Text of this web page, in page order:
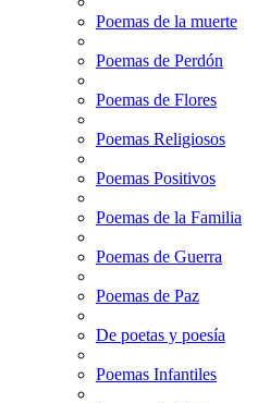
Poemas de la muerte
Poemas de Perdón
Poemas de Flores
Poemas Religiosos
Poemas Positivos
Poemas de la Familia
Poemas de Guerra
Poemas de Paz
De poetas y poesía
Poemas Infantiles